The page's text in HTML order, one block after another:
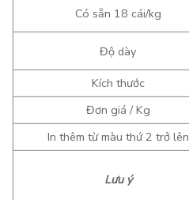
Có sẵn 18 cái/kg
Độ dày
Kích thước
Đơn giá / Kg
In thêm từ màu thứ 2 trở lên
Lưu ý